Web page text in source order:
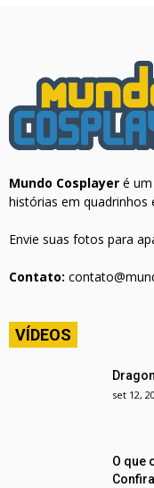
Mundo Cosplayer é
histórias em quadrinhos
Envie suas fotos para
Contato:
VÍDEOS
set 12,
O que